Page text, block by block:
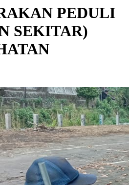
PEDULI
SEKITAR)